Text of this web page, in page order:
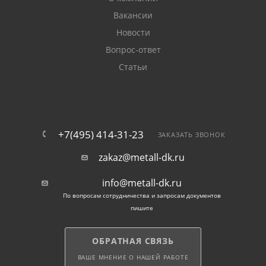
строительство промышленных зданий, ангаров,
Преимущества
высокая прочность и устойчивость к изгибающим
нагрузкам;
разные технические требования;
Вакансии
Новости
Вопрос-ответ
Статьи
+7(495) 414-31-23 ЗАКАЗАТЬ ЗВОНОК
zakaz@metall-dk.ru
info@metall-dk.ru
По вопросам сотрудничества и запросам документов
пишите
ОБРАТНАЯ СВЯЗЬ
ВАШЕ МНЕНИЕ О НАШЕЙ РАБОТЕ